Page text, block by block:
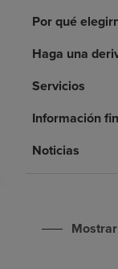
Pacientes y
Acerca de
Por qué
Haga una
Servicios
Información
Noticias